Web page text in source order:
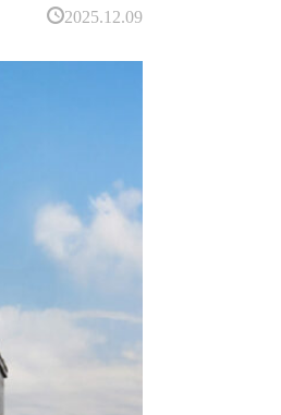
2025.12.09